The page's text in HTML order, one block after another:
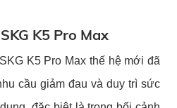
K5 Pro Max
K5 Pro Max thế hệ mới đã
cầu giảm đau và duy trì sức